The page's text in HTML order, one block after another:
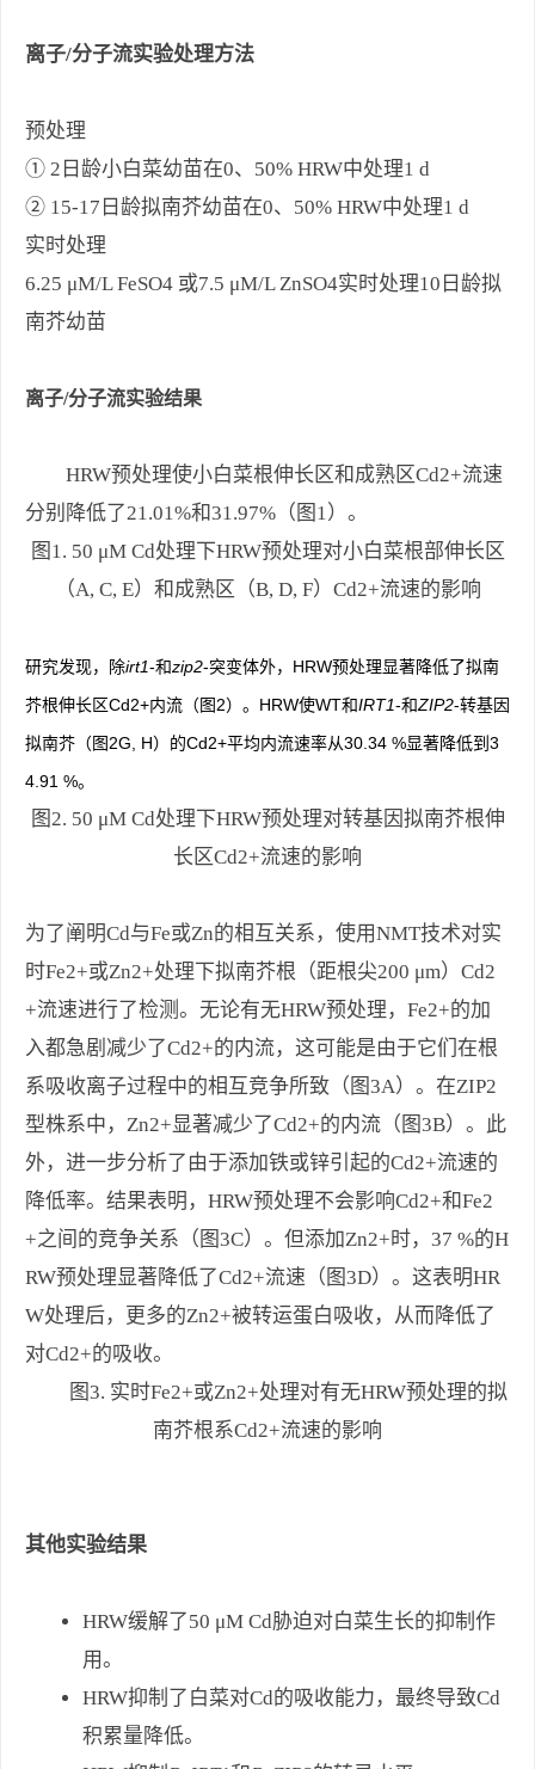
离子/分子流实验处理方法
预处理
① 2日龄小白菜幼苗在0、50% HRW中处理1 d
② 15-17日龄拟南芥幼苗在0、50% HRW中处理1 d
实时处理
6.25 μM/L FeSO4 或7.5 μM/L ZnSO4实时处理10日龄拟
南芥幼苗
离子/分子流实验结果
HRW预处理使小白菜根伸长区和成熟区Cd2+流速
分别降低了21.01%和31.97%（图1）。
图1. 50 μM Cd处理下HRW预处理对小白菜根部伸长区
（A, C, E）和成熟区（B, D, F）Cd2+流速的影响
研究发现，除irt1-和zip2-突变体外，HRW预处理显著降低了拟南
芥根伸长区Cd2+内流（图2）。HRW使WT和IRT1-和ZIP2-转基因
拟南芥（图2G, H）的Cd2+平均内流速率从30.34 %显著降低到3
4.91 %。
图2. 50 μM Cd处理下HRW预处理对转基因拟南芥根伸
长区Cd2+流速的影响
为了阐明Cd与Fe或Zn的相互关系，使用NMT技术对实
时Fe2+或Zn2+处理下拟南芥根（距根尖200 μm）Cd2
+流速进行了检测。无论有无HRW预处理，Fe2+的加
入都急剧减少了Cd2+的内流，这可能是由于它们在根
系吸收离子过程中的相互竞争所致（图3A）。在ZIP2
型株系中，Zn2+显著减少了Cd2+的内流（图3B）。此
外，进一步分析了由于添加铁或锌引起的Cd2+流速的
降低率。结果表明，HRW预处理不会影响Cd2+和Fe2
+之间的竞争关系（图3C）。但添加Zn2+时，37 %的H
RW预处理显著降低了Cd2+流速（图3D）。这表明HR
W处理后，更多的Zn2+被转运蛋白吸收，从而降低了
对Cd2+的吸收。
图3. 实时Fe2+或Zn2+处理对有无HRW预处理的拟
南芥根系Cd2+流速的影响
其他实验结果
HRW缓解了50 μM Cd胁迫对白菜生长的抑制作
用。
HRW抑制了白菜对Cd的吸收能力，最终导致Cd
积累量降低。